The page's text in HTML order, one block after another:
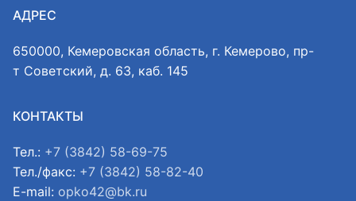
АДРЕС
650000, Кемеровская область, г. Кемерово, пр-
т Советский, д. 63, каб. 145
КОНТАКТЫ
Тел.: +7 (3842) 58-69-75
Тел./факс: +7 (3842) 58-82-40
E-mail: opko42@bk.ru